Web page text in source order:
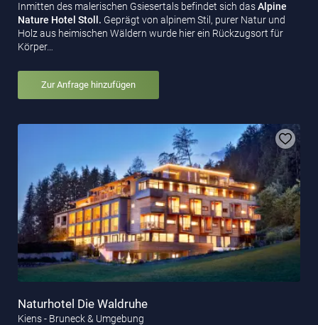
Inmitten des malerischen Gsiesertals befindet sich dasAlpine
Nature Hotel Stoll. Geprägt von alpinem Stil, purer Natur und
Holz aus heimischen Wäldern wurde hier ein Rückzugsort für
Körper…
Zur Anfrage hinzufügen
Naturhotel Die Waldruhe
Kiens - Bruneck & Umgebung